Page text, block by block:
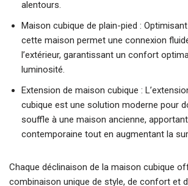
alentours.
Maison cubique de plain-pied :
cette maison permet une connexion
l’extérieur, garantissant un confort
luminosité.
Extension de maison cubique :
cubique est une solution moderne pour
souffle à une maison ancienne,
contemporaine tout en augmentant la
Chaque déclinaison de la maison cubique
combinaison unique de style, de confort et